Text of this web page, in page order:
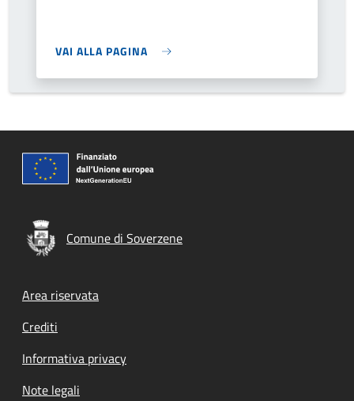
VAI ALLA PAGINA
Comune di Soverzene
Footer menu
Area riservata
Crediti
Informativa privacy
Note legali